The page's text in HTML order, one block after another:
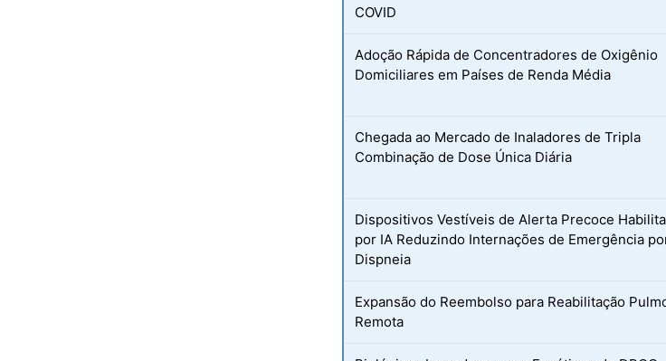
COVID
Adoção Rápida de Concentradores de Oxigênio
Domiciliares em Países de Renda Média
Chegada ao Mercado de Inaladores de Tripla
Combinação de Dose Única Diária
Dispositivos Vestíveis de Alerta Precoce
por IA Reduzindo Internações de Emergência
Dispneia
Expansão do Reembolso para Reabilitação
Remota